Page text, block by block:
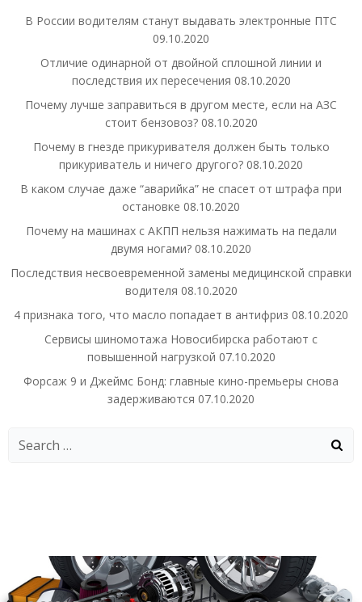
В России водителям станут выдавать электронные ПТС
09.10.2020
Отличие одинарной от двойной сплошной линии и
последствия их пересечения 08.10.2020
Почему лучше заправиться в другом месте, если на АЗС
стоит бензовоз? 08.10.2020
Почему в гнезде прикуривателя должен быть только
прикуриватель и ничего другого? 08.10.2020
В каком случае даже “аварийка” не спасет от штрафа при
остановке 08.10.2020
Почему на машинах с АКПП нельзя нажимать на педали
двумя ногами? 08.10.2020
Последствия несвоевременной замены медицинской справки
водителя 08.10.2020
4 признака того, что масло попадает в антифриз 08.10.2020
Сервисы шиномотажа Новосибирска работают с
повышенной нагрузкой 07.10.2020
Форсаж 9 и Джеймс Бонд: главные кино-премьеры снова
задерживаются 07.10.2020
Search